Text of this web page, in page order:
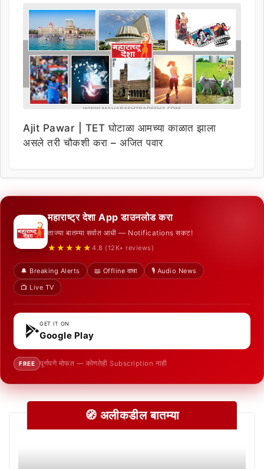
Ajit Pawar | TET घोटाळा आमच्या काळात झाला
असले तरी चौकशी करा – अजित पवार
महाराष्ट्र देशा App डाउनलोड करा
ताज्या बातम्या सर्वात आधी — Notifications सकट!
★★★★★ 4.8 (12K+ reviews)
🔔 Breaking Alerts 📖 Offline वाचा
🎙️ Audio News
📺 Live TV
GET IT ON
Google Play
FREE पूर्णपणे मोफत — कोणतेही Subscription नाही
🧭 अलीकडील बातम्या